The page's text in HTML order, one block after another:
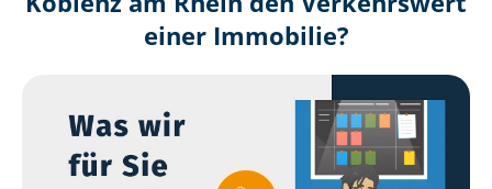
einer Immobilie?